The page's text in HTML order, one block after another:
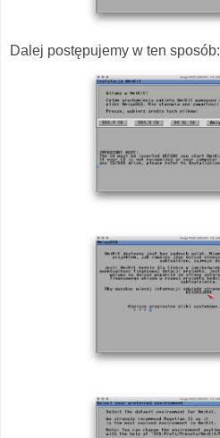
Dalej postępujemy w ten sposób: